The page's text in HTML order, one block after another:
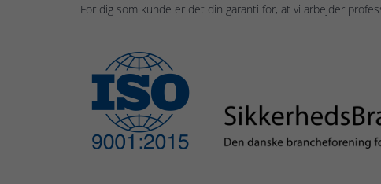
For dig som kunde er det din garanti for, at vi arbejder